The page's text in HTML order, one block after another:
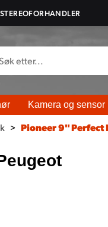
Kamera og sensor
> Pioneer 9" Perfect